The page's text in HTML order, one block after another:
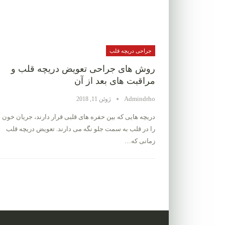
جراحی دریچه قلب
روش های جراحی تعویض دریچه قلب و
مراقبت های بعد از آن
Admindrho ژوئن 11, 2018
دریچه هایی که بین حفره های قلبی قرار دارند، جریان خون
را در قلب به سمت جلو نگه می دارند. تعویض دریچه قلب
زمانی که…